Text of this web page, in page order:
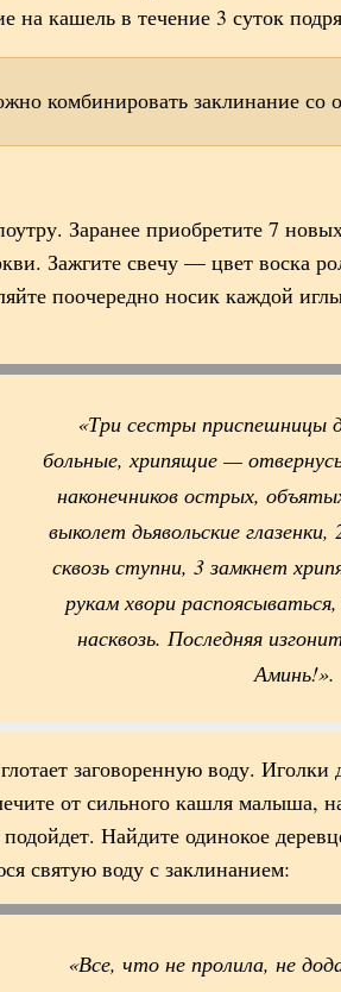
на кашель в течение 3 суток
комбинировать заклинание со
Заранее приобретите 7
Зажгите свечу — цвет воска
поочередно носик каждой
«Три сестры приспешницы
больные, хрипящие —
наконечников острых,
выколет дьявольские
сквозь ступни, 3 замкнет
рукам хвори
насквозь. Последняя
Аминь!».
заговоренную воду. Иголки
от сильного кашля малыша,
Найдите одинокое
святую воду с заклинанием:
«Все, что не пролила, не